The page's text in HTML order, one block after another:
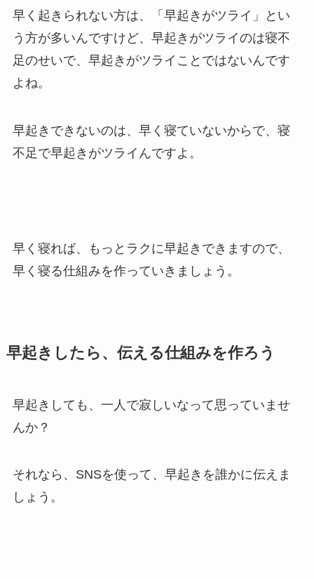
早く起きられない方は、「早起きがツライ」とい
う方が多いんですけど、早起きがツライのは寝不
足のせいで、早起きがツライことではないんです
よね。
早起きできないのは、早く寝ていないからで、寝
不足で早起きがツライんですよ。
早く寝れば、もっとラクに早起きできますので、
早く寝る仕組みを作っていきましょう。
早起きしたら、伝える仕組みを作ろう
早起きしても、一人で寂しいなって思っていませ
んか？
それなら、SNSを使って、早起きを誰かに伝えま
しょう。